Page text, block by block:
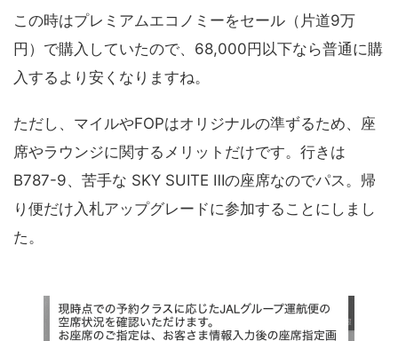
この時はプレミアムエコノミーをセール（片道9万
円）で購入していたので、68,000円以下なら普通に購
入するより安くなりますね。
ただし、マイルやFOPはオリジナルの準ずるため、座
席やラウンジに関するメリットだけです。行きは
B787-9、苦手な SKY SUITE Ⅲの座席なのでパス。帰
り便だけ入札アップグレードに参加することにしまし
た。